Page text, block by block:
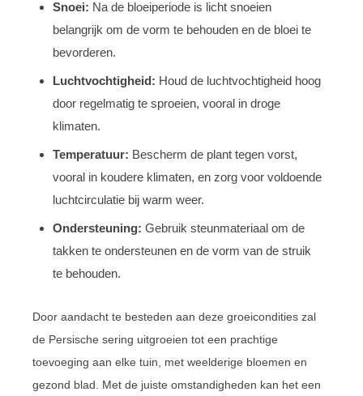
Snoei: Na de bloeiperiode is licht snoeien
belangrijk om de vorm te behouden en de bloei te
bevorderen.
Luchtvochtigheid: Houd de luchtvochtigheid hoog
door regelmatig te sproeien, vooral in droge
klimaten.
Temperatuur: Bescherm de plant tegen vorst,
vooral in koudere klimaten, en zorg voor voldoende
luchtcirculatie bij warm weer.
Ondersteuning: Gebruik steunmateriaal om de
takken te ondersteunen en de vorm van de struik
te behouden.
Door aandacht te besteden aan deze groeicondities zal
de Persische sering uitgroeien tot een prachtige
toevoeging aan elke tuin, met weelderige bloemen en
gezond blad. Met de juiste omstandigheden kan het een